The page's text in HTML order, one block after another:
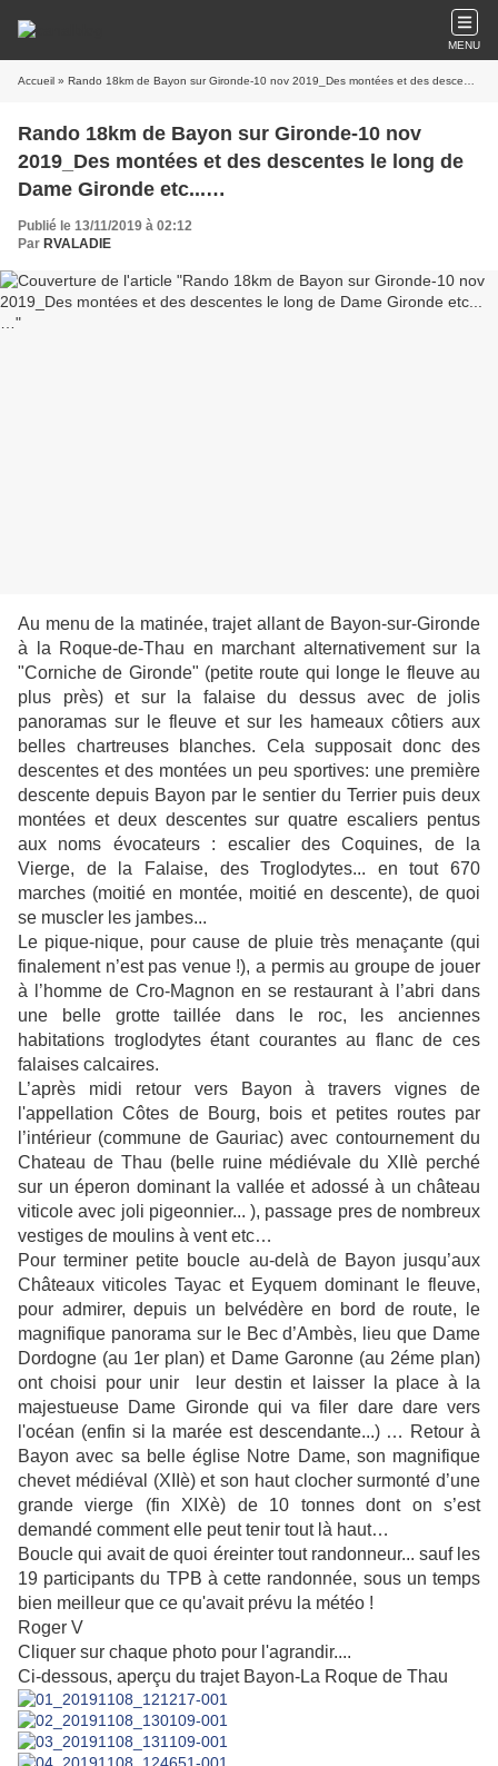
MENU
Accueil » Rando 18km de Bayon sur Gironde-10 nov 2019_Des montées et des descentes le long de Dame Gironde etc...…
Rando 18km de Bayon sur Gironde-10 nov
2019_Des montées et des descentes le long de
Dame Gironde etc...…
Publié le 13/11/2019 à 02:12
Par RVALADIE
Au menu de la matinée, trajet allant de Bayon-sur-Gironde
à la Roque-de-Thau en marchant alternativement sur la
"Corniche de Gironde" (petite route qui longe le fleuveau
plus près) et sur la falaise du dessus avec de jolis
panoramas sur le fleuve et sur les hameaux côtiers aux
belles chartreuses blanches. Cela supposait donc des
descentes et des montées un peu sportives: une première
descente depuis Bayon par le sentier du Terrier puis deux
montées et deux descentes sur quatre escaliers pentus
aux noms évocateurs : escalier des Coquines, de la
Vierge, de la Falaise, des Troglodytes... en tout 670
marches (moitié en montée, moitié en descente), de quoi
se muscler les jambes...
Le pique-nique, pour cause de pluie très menaçante (qui
finalement n’est pas venue !), a permis au groupe de jouer
à l’homme de Cro-Magnon en se restaurant à l’abri dans
une belle grotte taillée dans le roc, les anciennes
habitations troglodytes étant courantes au flanc de ces
falaises calcaires.
L’après midi retour vers Bayon à travers vignes de
l'appellation Côtes de Bourg, bois et petites routes par
l’intérieur (commune de Gauriac) avec contournement du
Chateau de Thau (belle ruine médiévale du XIIè perché
sur un éperon dominant la vallée et adossé à un château
viticole avec joli pigeonnier... ), passage pres de nombreux
vestiges de moulins à vent etc…
Pour terminer petite boucle au-delà de Bayon jusqu’aux
Châteaux viticoles Tayac et Eyquem dominant le fleuve,
pour admirer, depuis un belvédère en bord de route, le
magnifique panorama sur le Bec d’Ambès, lieu que Dame
Dordogne (au 1er plan) et Dame Garonne (au 2éme plan)
ont choisi pour unir leur destin et laisser la place à la
majestueuse Dame Gironde qui va filer dare dare vers
l'océan (enfin si la marée est descendante...) … Retour à
Bayon avec sa belle église Notre Dame, son magnifique
chevet médiéval (XIIè) et son haut clocher surmonté d’une
grande vierge (fin XIXè) de 10 tonnes dont on s’est
demandé comment elle peut tenir tout là haut…
Boucle qui avait de quoi éreinter tout randonneur... sauf les
19 participants du TPB à cette randonnée, sous un temps
bien meilleur que ce qu'avait prévu la météo !
Roger V
Cliquer sur chaque photo pour l'agrandir....
Ci-dessous, aperçu du trajet Bayon-La Roque de Thau